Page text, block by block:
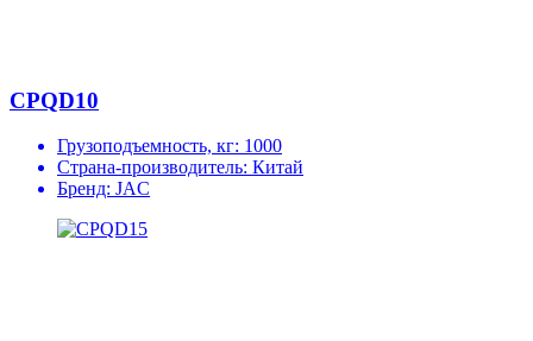
CPQD10
Грузоподъемность, кг: 1000
Страна-производитель: Китай
Бренд: JAC